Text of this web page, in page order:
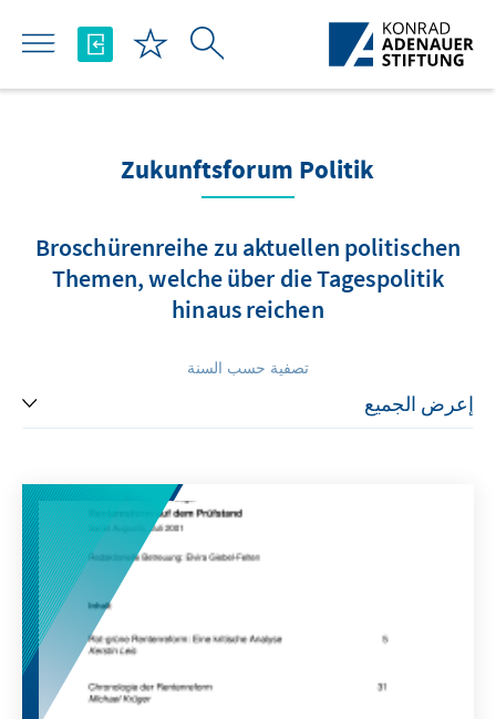
تخطي إلى المحتوى الرئيسي
Zukunftsforum Politik
Broschürenreihe zu aktuellen politischen
Themen, welche über die Tagespolitik
hinaus reichen
تصفية حسب السنة